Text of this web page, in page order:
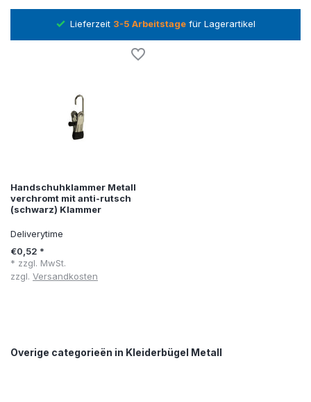
Lieferzeit 3-5 Arbeitstagefür Lagerartikel
Handschuhklammer Metall
verchromt mit anti-rutsch
(schwarz) Klammer
Deliverytime
€0,52 *
* zzgl. MwSt.
zzgl. Versandkosten
Overige categorieën in Kleiderbügel Metall